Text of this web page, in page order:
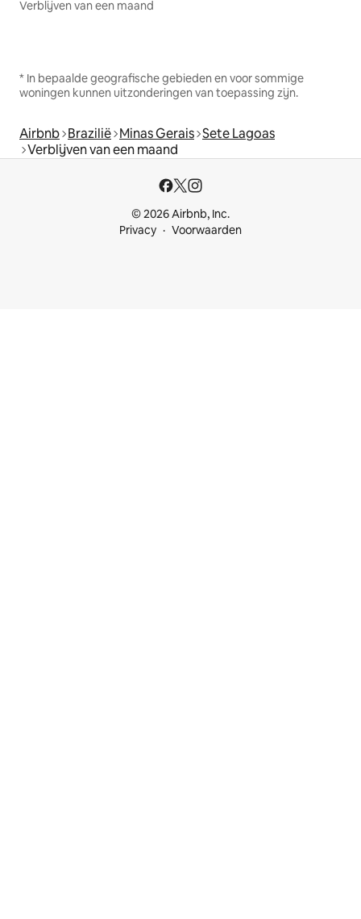
Verblijven van een maand
* In bepaalde geografische gebieden en voor sommige
woningen kunnen uitzonderingen van toepassing zijn.
Airbnb Brazilië Minas Gerais Sete Lagoas
Verblijven van een maand
© 2026 Airbnb, Inc.
Privacy
Voorwaarden